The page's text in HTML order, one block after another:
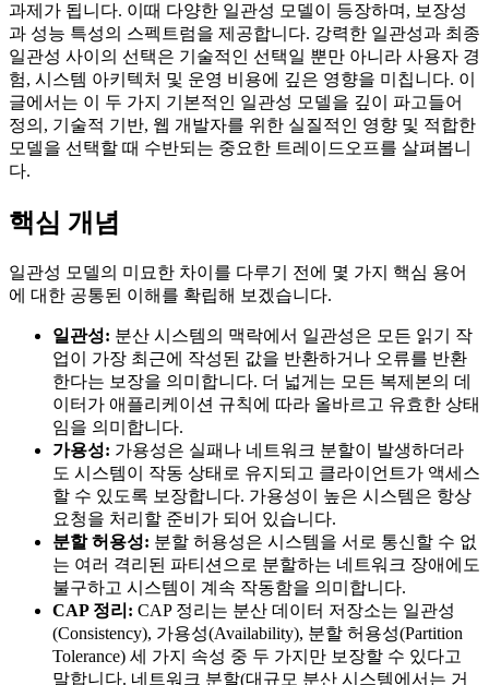
과제가 됩니다. 이때 다양한 일관성 모델이 등장하며, 보장성
과 성능 특성의 스펙트럼을 제공합니다. 강력한 일관성과 최종
일관성 사이의 선택은 기술적인 선택일 뿐만 아니라 사용자 경
험, 시스템 아키텍처 및 운영 비용에 깊은 영향을 미칩니다. 이
글에서는 이 두 가지 기본적인 일관성 모델을 깊이 파고들어
정의, 기술적 기반, 웹 개발자를 위한 실질적인 영향 및 적합한
모델을 선택할 때 수반되는 중요한 트레이드오프를 살펴봅니
다.
핵심 개념
일관성 모델의 미묘한 차이를 다루기 전에 몇 가지 핵심 용어
에 대한 공통된 이해를 확립해 보겠습니다.
일관성: 분산 시스템의 맥락에서 일관성은 모든 읽기 작
업이 가장 최근에 작성된 값을 반환하거나 오류를 반환
한다는 보장을 의미합니다. 더 넓게는 모든 복제본의 데
이터가 애플리케이션 규칙에 따라 올바르고 유효한 상태
임을 의미합니다.
가용성: 가용성은 실패나 네트워크 분할이 발생하더라
도 시스템이 작동 상태로 유지되고 클라이언트가 액세스
할 수 있도록 보장합니다. 가용성이 높은 시스템은 항상
요청을 처리할 준비가 되어 있습니다.
분할 허용성: 분할 허용성은 시스템을 서로 통신할 수 없
는 여러 격리된 파티션으로 분할하는 네트워크 장애에도
불구하고 시스템이 계속 작동함을 의미합니다.
CAP 정리: CAP 정리는 분산 데이터 저장소는 일관성
(Consistency), 가용성(Availability), 분할 허용성(Partition
Tolerance) 세 가지 속성 중 두 가지만 보장할 수 있다고
말합니다. 네트워크 분할(대규모 분산 시스템에서는 거